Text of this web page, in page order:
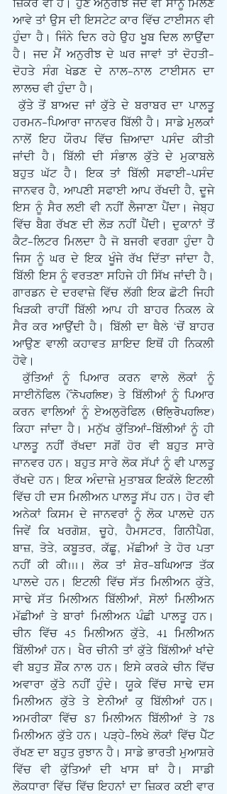
ਜ਼ਿਕਰ ਵੀ ਹੈ। ਹੁਣ ਅਨੁਰੀਝ ਜਦ ਵੀ ਸਾਨੂੰ ਮਿਲਣ
ਆਵੇ ਤਾਂ ਉਸ ਦੀ ਇਸਟੇਟ ਕਾਰ ਵਿੱਚ ਟਾਈਸਨ ਵੀ
ਹੁੰਦਾ ਹੈ। ਜਿੰਨੇ ਦਿਨ ਰਹੇ ਉਹ ਖੂਬ ਦਿਲ ਲਾਉਂਦਾ
ਹੈ। ਜਦ ਮੈਂ ਅਨੁਰੀਝ ਦੇ ਘਰ ਜਾਵਾਂ ਤਾਂ ਦੋਹਤੀ-
ਦੋਹਤੇ ਸੰਗ ਖੇਡਣ ਦੇ ਨਾਲ-ਨਾਲ ਟਾਈਸਨ ਦਾ
ਲਾਲਚ ਵੀ ਹੁੰਦਾ ਹੈ।
ਹਰਮਨ-ਪਿਆਰਾ ਜਾਨਵਰ ਬਿੱਲੀ ਹੈ। ਸਾਡੇ ਮੁਲਕਾਂ
ਨਾਲੋਂ ਇਹ ਯੌਰਪ ਵਿੱਚ ਜ਼ਿਆਦਾ ਪਸੰਦ ਕੀਤੀ
ਜਾਂਦੀ ਹੈ। ਬਿੱਲੀ ਦੀ ਸੰਭਾਲ ਕੁੱਤੇ ਦੇ ਮੁਕਾਬਲੇ
ਬਹੁਤ ਘੱਟ ਹੈ। ਇਕ ਤਾਂ ਬਿੱਲੀ ਸਫਾਈ-ਪਸੰਦ
ਜਾਨਵਰ ਹੈ, ਆਪਣੀ ਸਫਾਈ ਆਪ ਰੱਖਦੀ ਹੈ, ਦੂਜੇ
ਇਸ ਨੂੰ ਸੈਰ ਲਈ ਵੀ ਨਹੀਂ ਲੈਜਾਣਾ ਪੈਂਦਾ। ਜੇਬ੍ਹ
ਵਿੱਚ ਬੈਗ ਰੱਖਣ ਦੀ ਲੋੜ ਨਹੀਂ ਪੈਂਦੀ। ਦੁਕਾਨਾਂ ਤੋਂ
ਕੈਟ-ਲਿਟਰ ਮਿਲਦਾ ਹੈ ਜੋ ਬਜਰੀ ਵਰਗਾ ਹੁੰਦਾ ਹੈ
ਜਿਸ ਨੂੰ ਘਰ ਦੇ ਇਕ ਖੂੰਜੇ ਰੱਖ ਦਿੱਤਾ ਜਾਂਦਾ ਹੈ,
ਬਿੱਲੀ ਇਸ ਨੂੰ ਵਰਤਣਾ ਸਹਿਜੇ ਹੀ ਸਿੱਖ ਜਾਂਦੀ ਹੈ।
ਗਾਰਡਨ ਦੇ ਦਰਵਾਜ਼ੇ ਵਿੱਚ ਲੱਗੀ ਇਕ ਛੋਟੀ ਜਿਹੀ
ਖਿੜਕੀ ਰਾਹੀਂ ਬਿੱਲੀ ਆਪ ਹੀ ਬਾਹਰ ਨਿਕਲ ਕੇ
ਸੈਰ ਕਰ ਆਉਂਦੀ ਹੈ। ਬਿੱਲੀ ਦਾ ਥੈਲੇ ‘ਚੋਂ ਬਾਹਰ
ਆਉਣ ਵਾਲੀ ਕਹਾਵਤ ਸ਼ਾਇਦ ਇਥੋਂ ਹੀ ਨਿਕਲੀ
ਹੋਵੇ।
ਸਾਈਨੋਫਿਲ (Synophile) ਤੇ ਬਿੱਲੀਆਂ ਨੂੰ ਪਿਆਰ
ਕਰਨ ਵਾਲਿਆਂ ਨੂੰ ਏਅਲੁਰੋਫਿਲ (Ailurophile)
ਕਿਹਾ ਜਾਂਦਾ ਹੈ। ਮਨੁੱਖ ਕੁੱਤਿਆਂ-ਬਿੱਲੀਆਂ ਨੂੰ ਹੀ
ਪਾਲਤੂ ਨਹੀਂ ਰੱਖਦਾ ਸਗੋਂ ਹੋਰ ਵੀ ਬਹੁਤ ਸਾਰੇ
ਜਾਨਵਰ ਹਨ। ਬਹੁਤ ਸਾਰੇ ਲੋਕ ਸੱਪਾਂ ਨੂੰ ਵੀ ਪਾਲਤੂ
ਰੱਖਦੇ ਹਨ। ਇਕ ਅੰਦਾਜ਼ੇ ਮੁਤਾਬਕ ਇਕੱਲੇ ਇਟਲੀ
ਵਿੱਚ ਹੀ ਦਸ ਮਿਲੀਅਨ ਪਾਲਤੂ ਸੱਪ ਹਨ। ਹੋਰ ਵੀ
ਅਨੇਕਾਂ ਕਿਸਮ ਦੇ ਜਾਨਵਰਾਂ ਨੂੰ ਲੋਕ ਪਾਲਦੇ ਹਨ
ਜਿਵੇਂ ਕਿ ਖਰਗੋਸ਼, ਚੂਹੇ, ਹੈਮਸਟਰ, ਗਿਨੀਪੈਗ,
ਬਾਜ਼, ਤੋਤੇ, ਕਬੂਤਰ, ਕੱਛੂ, ਮੱਛੀਆਂ ਤੇ ਹੋਰ ਪਤਾ
ਨਹੀਂ ਕੀ ਕੀ...। ਲੋਕ ਤਾਂ ਸ਼ੇਰ-ਬਘਿਆੜ ਤੱਕ
ਪਾਲਦੇ ਹਨ। ਇਟਲੀ ਵਿੱਚ ਸੱਤ ਮਿਲੀਅਨ ਕੁੱਤੇ,
ਸਾਢੇ ਸੱਤ ਮਿਲੀਅਨ ਬਿੱਲੀਆਂ, ਸੋਲਾਂ ਮਿਲੀਅਨ
ਮੱਛੀਆਂ ਤੇ ਬਾਰਾਂ ਮਿਲੀਅਨ ਪੰਛੀ ਪਾਲਤੂ ਹਨ।
ਚੀਨ ਵਿੱਚ 45 ਮਿਲੀਅਨ ਕੁੱਤੇ, 41 ਮਿਲੀਅਨ
ਬਿੱਲੀਆਂ ਹਨ। ਖੈਰ ਚੀਨੀ ਤਾਂ ਕੁੱਤੇ ਬਿੱਲੀਆਂ ਖਾਂਦੇ
ਵੀ ਬਹੁਤ ਸ਼ੌਂਕ ਨਾਲ ਹਨ। ਇਸੇ ਕਰਕੇ ਚੀਨ ਵਿੱਚ
ਅਵਾਰਾ ਕੁੱਤੇ ਨਹੀਂ ਹੁੰਦੇ। ਯੂਕੇ ਵਿੱਚ ਸਾਢੇ ਦਸ
ਮਿਲੀਅਨ ਕੁੱਤੇ ਤੇ ਏਨੀਆਂ ਕੁ ਬਿੱਲੀਆਂ ਹਨ।
ਅਮਰੀਕਾ ਵਿੱਚ 87 ਮਿਲੀਅਨ ਬਿੱਲੀਆਂ ਤੇ 78
ਮਿਲੀਅਨ ਕੁੱਤੇ ਹਨ। ਪੜ੍ਹੇ-ਲਿਖੇ ਲੋਕਾਂ ਵਿੱਚ ਪੈੱਟ
ਰੱਖਣ ਦਾ ਬਹੁਤ ਰੁਝਾਨ ਹੈ। ਸਾਡੇ ਭਾਰਤੀ ਮੁਆਸ਼ਰੇ
ਵਿੱਚ ਵੀ ਕੁੱਤਿਆਂ ਦੀ ਖਾਸ ਥਾਂ ਹੈ। ਸਾਡੀ
ਲੋਕਧਾਰਾ ਵਿੱਚ ਵਿੱਚ ਇਹਨਾਂ ਦਾ ਜ਼ਿਕਰ ਕਈ ਵਾਰ